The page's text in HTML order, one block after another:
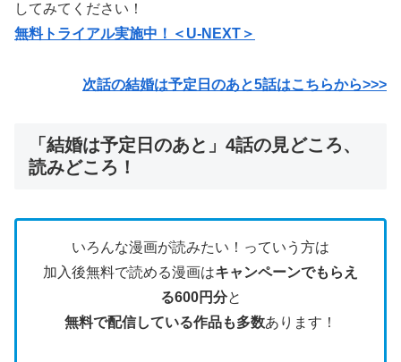
してみてください！
無料トライアル実施中！＜U-NEXT＞
次話の結婚は予定日のあと5話はこちらから>>>
「結婚は予定日のあと」4話の見どころ、
読みどころ！
いろんな漫画が読みたい！っていう方は
加入後無料で読める漫画はキャンペーンでもらえ
る600円分と
無料で配信している作品も多数あります！